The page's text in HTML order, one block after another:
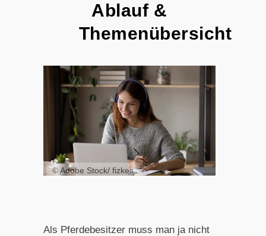
Ablauf &
Themenübersicht
© Adobe Stock/ fizkes
Als Pferdebesitzer muss man ja nicht